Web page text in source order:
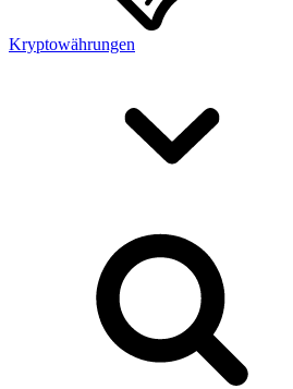
Kryptowährungen